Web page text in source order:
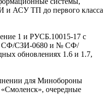
АСУ ТП до первого класса
1 и РУСБ.10015-17 с
№ СФ/СЗИ-0680 и № СФ/
обновлениях 1.6 и 1.7,
для Минобороны
очередные